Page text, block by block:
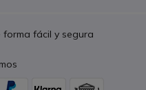
forma fácil y segura